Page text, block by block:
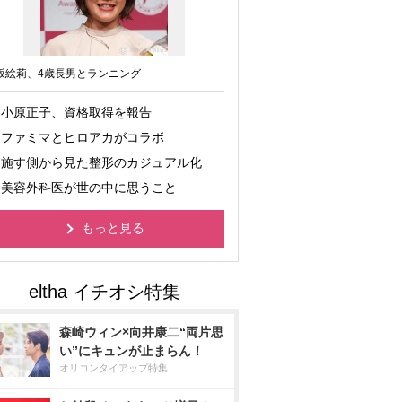
絵莉、4歳長男とランニング
小原正子、資格取得を報告
ファミマとヒロアカがコラボ
施す側から見た整形のカジュアル化
美容外科医が世の中に思うこと
もっと見る
森崎ウィン×向井康二“両片思
い”にキュンが止まらん！
オリコンタイアップ特集